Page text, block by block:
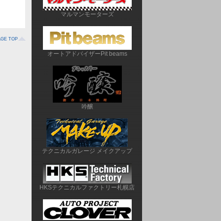
TOP
マルマンモーターズ
オートアドバイザーPit beams
吟醸
テクニカルガレージ メイクアップ
HKSテクニカルファクトリー札幌店